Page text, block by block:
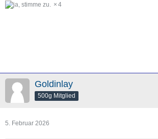
4
Goldinlay
500g Mitglied
5. Februar 2026